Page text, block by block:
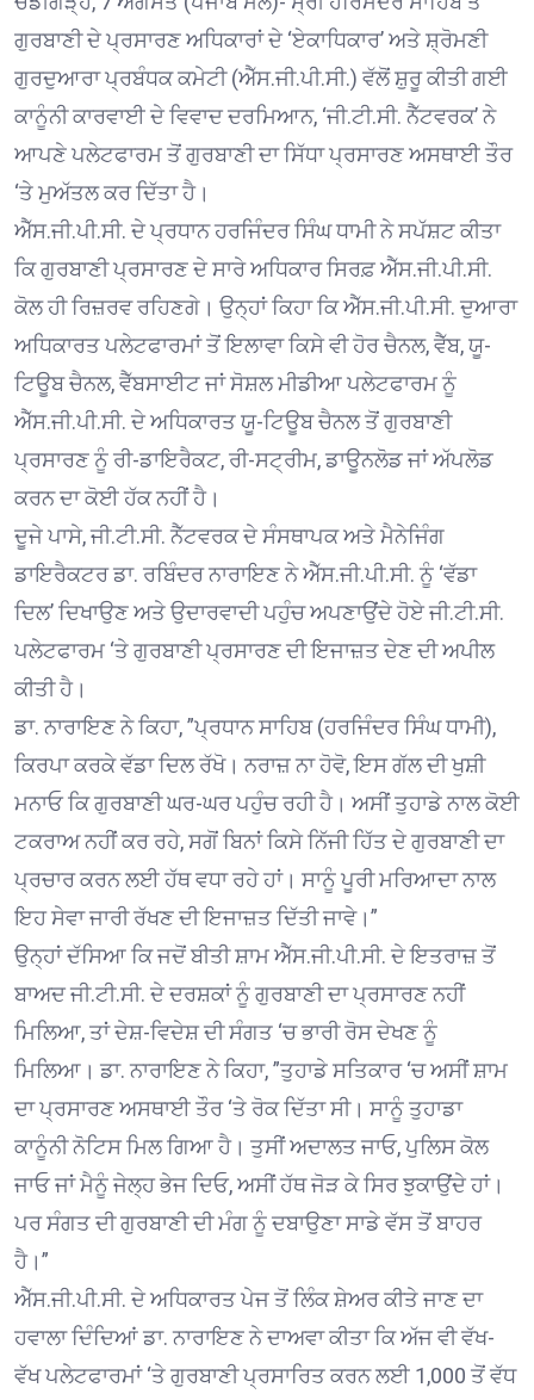
ਗੁਰਬਾਣੀ ਦੇ ਪ੍ਰਸਾਰਣ ਅਧਿਕਾਰਾਂ ਦੇ ‘ਏਕਾਧਿਕਾਰ’ ਅਤੇ ਸ਼੍ਰੋਮਣੀ
ਗੁਰਦੁਆਰਾ ਪ੍ਰਬੰਧਕ ਕਮੇਟੀ (ਐੱਸ.ਜੀ.ਪੀ.ਸੀ.) ਵੱਲੋਂ ਸ਼ੁਰੂ ਕੀਤੀ ਗਈ
ਕਾਨੂੰਨੀ ਕਾਰਵਾਈ ਦੇ ਵਿਵਾਦ ਦਰਮਿਆਨ, ‘ਜੀ.ਟੀ.ਸੀ. ਨੈੱਟਵਰਕ’ ਨੇ
ਆਪਣੇ ਪਲੇਟਫਾਰਮ ਤੋਂ ਗੁਰਬਾਣੀ ਦਾ ਸਿੱਧਾ ਪ੍ਰਸਾਰਣ ਅਸਥਾਈ ਤੌਰ
‘ਤੇ ਮੁਅੱਤਲ ਕਰ ਦਿੱਤਾ ਹੈ।
ਐੱਸ.ਜੀ.ਪੀ.ਸੀ. ਦੇ ਪ੍ਰਧਾਨ ਹਰਜਿੰਦਰ ਸਿੰਘ ਧਾਮੀ ਨੇ ਸਪੱਸ਼ਟ ਕੀਤਾ
ਕਿ ਗੁਰਬਾਣੀ ਪ੍ਰਸਾਰਣ ਦੇ ਸਾਰੇ ਅਧਿਕਾਰ ਸਿਰਫ਼ ਐੱਸ.ਜੀ.ਪੀ.ਸੀ.
ਕੋਲ ਹੀ ਰਿਜ਼ਰਵ ਰਹਿਣਗੇ। ਉਨ੍ਹਾਂ ਕਿਹਾ ਕਿ ਐੱਸ.ਜੀ.ਪੀ.ਸੀ. ਦੁਆਰਾ
ਅਧਿਕਾਰਤ ਪਲੇਟਫਾਰਮਾਂ ਤੋਂ ਇਲਾਵਾ ਕਿਸੇ ਵੀ ਹੋਰ ਚੈਨਲ, ਵੈੱਬ, ਯੂ-
ਟਿਊਬ ਚੈਨਲ, ਵੈੱਬਸਾਈਟ ਜਾਂ ਸੋਸ਼ਲ ਮੀਡੀਆ ਪਲੇਟਫਾਰਮ ਨੂੰ
ਐੱਸ.ਜੀ.ਪੀ.ਸੀ. ਦੇ ਅਧਿਕਾਰਤ ਯੂ-ਟਿਊਬ ਚੈਨਲ ਤੋਂ ਗੁਰਬਾਣੀ
ਪ੍ਰਸਾਰਣ ਨੂੰ ਰੀ-ਡਾਇਰੈਕਟ, ਰੀ-ਸਟ੍ਰੀਮ, ਡਾਊਨਲੋਡ ਜਾਂ ਅੱਪਲੋਡ
ਕਰਨ ਦਾ ਕੋਈ ਹੱਕ ਨਹੀਂ ਹੈ।
ਦੂਜੇ ਪਾਸੇ, ਜੀ.ਟੀ.ਸੀ. ਨੈੱਟਵਰਕ ਦੇ ਸੰਸਥਾਪਕ ਅਤੇ ਮੈਨੇਜਿੰਗ
ਡਾਇਰੈਕਟਰ ਡਾ. ਰਬਿੰਦਰ ਨਾਰਾਇਣ ਨੇ ਐੱਸ.ਜੀ.ਪੀ.ਸੀ. ਨੂੰ ‘ਵੱਡਾ
ਦਿਲ’ ਦਿਖਾਉਣ ਅਤੇ ਉਦਾਰਵਾਦੀ ਪਹੁੰਚ ਅਪਣਾਉਂਦੇ ਹੋਏ ਜੀ.ਟੀ.ਸੀ.
ਪਲੇਟਫਾਰਮ ‘ਤੇ ਗੁਰਬਾਣੀ ਪ੍ਰਸਾਰਣ ਦੀ ਇਜਾਜ਼ਤ ਦੇਣ ਦੀ ਅਪੀਲ
ਕੀਤੀ ਹੈ।
ਡਾ. ਨਾਰਾਇਣ ਨੇ ਕਿਹਾ, ”ਪ੍ਰਧਾਨ ਸਾਹਿਬ (ਹਰਜਿੰਦਰ ਸਿੰਘ ਧਾਮੀ),
ਕਿਰਪਾ ਕਰਕੇ ਵੱਡਾ ਦਿਲ ਰੱਖੋ। ਨਰਾਜ਼ ਨਾ ਹੋਵੋ, ਇਸ ਗੱਲ ਦੀ ਖੁਸ਼ੀ
ਮਨਾਓ ਕਿ ਗੁਰਬਾਣੀ ਘਰ-ਘਰ ਪਹੁੰਚ ਰਹੀ ਹੈ। ਅਸੀਂ ਤੁਹਾਡੇ ਨਾਲ ਕੋਈ
ਟਕਰਾਅ ਨਹੀਂ ਕਰ ਰਹੇ, ਸਗੋਂ ਬਿਨਾਂ ਕਿਸੇ ਨਿੱਜੀ ਹਿੱਤ ਦੇ ਗੁਰਬਾਣੀ ਦਾ
ਪ੍ਰਚਾਰ ਕਰਨ ਲਈ ਹੱਥ ਵਧਾ ਰਹੇ ਹਾਂ। ਸਾਨੂੰ ਪੂਰੀ ਮਰਿਆਦਾ ਨਾਲ
ਇਹ ਸੇਵਾ ਜਾਰੀ ਰੱਖਣ ਦੀ ਇਜਾਜ਼ਤ ਦਿੱਤੀ ਜਾਵੇ।”
ਉਨ੍ਹਾਂ ਦੱਸਿਆ ਕਿ ਜਦੋਂ ਬੀਤੀ ਸ਼ਾਮ ਐੱਸ.ਜੀ.ਪੀ.ਸੀ. ਦੇ ਇਤਰਾਜ਼ ਤੋਂ
ਬਾਅਦ ਜੀ.ਟੀ.ਸੀ. ਦੇ ਦਰਸ਼ਕਾਂ ਨੂੰ ਗੁਰਬਾਣੀ ਦਾ ਪ੍ਰਸਾਰਣ ਨਹੀਂ
ਮਿਲਿਆ, ਤਾਂ ਦੇਸ਼-ਵਿਦੇਸ਼ ਦੀ ਸੰਗਤ ‘ਚ ਭਾਰੀ ਰੋਸ ਦੇਖਣ ਨੂੰ
ਮਿਲਿਆ। ਡਾ. ਨਾਰਾਇਣ ਨੇ ਕਿਹਾ, ”ਤੁਹਾਡੇ ਸਤਿਕਾਰ ‘ਚ ਅਸੀਂ ਸ਼ਾਮ
ਦਾ ਪ੍ਰਸਾਰਣ ਅਸਥਾਈ ਤੌਰ ‘ਤੇ ਰੋਕ ਦਿੱਤਾ ਸੀ। ਸਾਨੂੰ ਤੁਹਾਡਾ
ਕਾਨੂੰਨੀ ਨੋਟਿਸ ਮਿਲ ਗਿਆ ਹੈ। ਤੁਸੀਂ ਅਦਾਲਤ ਜਾਓ, ਪੁਲਿਸ ਕੋਲ
ਜਾਓ ਜਾਂ ਮੈਨੂੰ ਜੇਲ੍ਹ ਭੇਜ ਦਿਓ, ਅਸੀਂ ਹੱਥ ਜੋੜ ਕੇ ਸਿਰ ਝੁਕਾਉਂਦੇ ਹਾਂ।
ਪਰ ਸੰਗਤ ਦੀ ਗੁਰਬਾਣੀ ਦੀ ਮੰਗ ਨੂੰ ਦਬਾਉਣਾ ਸਾਡੇ ਵੱਸ ਤੋਂ ਬਾਹਰ
ਹੈ।”
ਐੱਸ.ਜੀ.ਪੀ.ਸੀ. ਦੇ ਅਧਿਕਾਰਤ ਪੇਜ ਤੋਂ ਲਿੰਕ ਸ਼ੇਅਰ ਕੀਤੇ ਜਾਣ ਦਾ
ਹਵਾਲਾ ਦਿੰਦਿਆਂ ਡਾ. ਨਾਰਾਇਣ ਨੇ ਦਾਅਵਾ ਕੀਤਾ ਕਿ ਅੱਜ ਵੀ ਵੱਖ-
ਵੱਖ ਪਲੇਟਫਾਰਮਾਂ ‘ਤੇ ਗੁਰਬਾਣੀ ਪ੍ਰਸਾਰਿਤ ਕਰਨ ਲਈ 1,000 ਤੋਂ ਵੱਧ